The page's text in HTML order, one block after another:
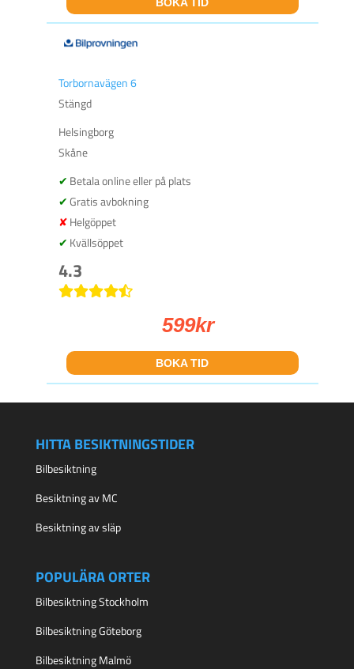
Torbornavägen 6
Stängd
Helsingborg
Skåne
Betala online eller på plats
Gratis avbokning
Helgöppet
Kvällsöppet
4.3
599kr
BOKA TID
HITTA BESIKTNINGSTIDER
Bilbesiktning
Besiktning av MC
Besiktning av släp
POPULÄRA ORTER
Bilbesiktning Stockholm
Bilbesiktning Göteborg
Bilbesiktning Malmö